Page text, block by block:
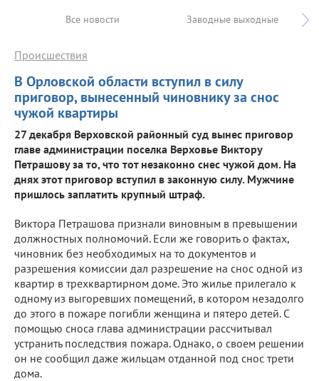
Все новости Заводные выходные
В Орловской области вступил в силу
приговор, вынесенный чиновнику за снос
чужой квартиры
Происшествия
27 декабря Верховской районный суд вынес приговор
главе администрации поселка Верховье Виктору
Петрашову за то, что тот незаконно снес чужой дом. На
днях этот приговор вступил в законную силу. Мужчине
пришлось заплатить крупный штраф.
Виктора Петрашова признали виновным в превышении
должностных полномочий. Если же говорить о фактах,
чиновник без необходимых на то документов и
разрешения комиссии дал разрешение на снос одной из
квартир в трехквартирном доме. Это жилье прилегало к
одному из выгоревших помещений, в котором незадолго
до этого в пожаре погибли женщина и пятеро детей. С
помощью сноса глава администрации рассчитывал
устранить последствия пожара. Однако, о своем решении
он не сообщил даже жильцам отданной под снос трети
дома.